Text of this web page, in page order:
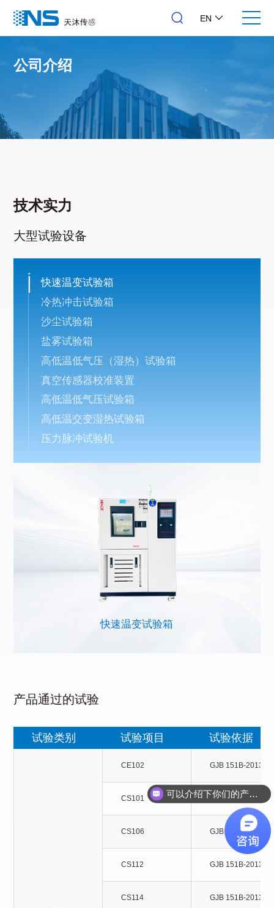
EN
公司介绍
技术实力
大型试验设备
快速温变试验箱
冷热冲击试验箱
沙尘试验箱
盐雾试验箱
高低温低气压（湿热）试验箱
真空传感器校准装置
高低温低气压试验箱
高低温交变湿热试验箱
压力脉冲试验机
快速温变试验箱
产品通过的试验
试验类别 试验项目 试验依据
CE102 GJB 151B-2013《
CS101 GJB 151B-2013《
CS106 GJB 151B-2013《
CS112 GJB 151B-2013《
CS114 GJB 151B-2013《
可以介绍下你们的产品么？